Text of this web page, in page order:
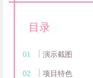
目录
演示截图
项目特色